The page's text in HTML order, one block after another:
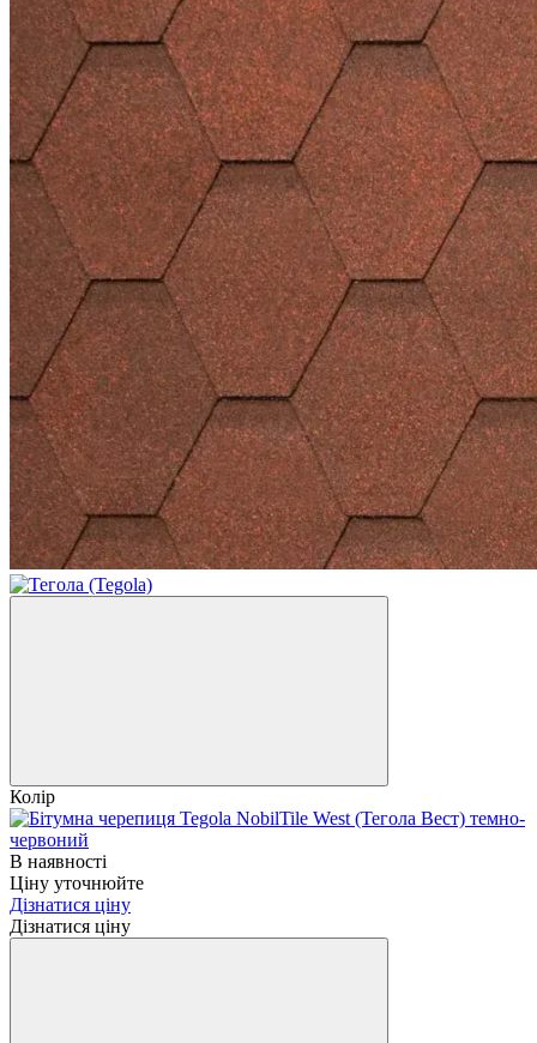
Колір
В наявності
Ціну уточнюйте
Дізнатися ціну
Дізнатися ціну